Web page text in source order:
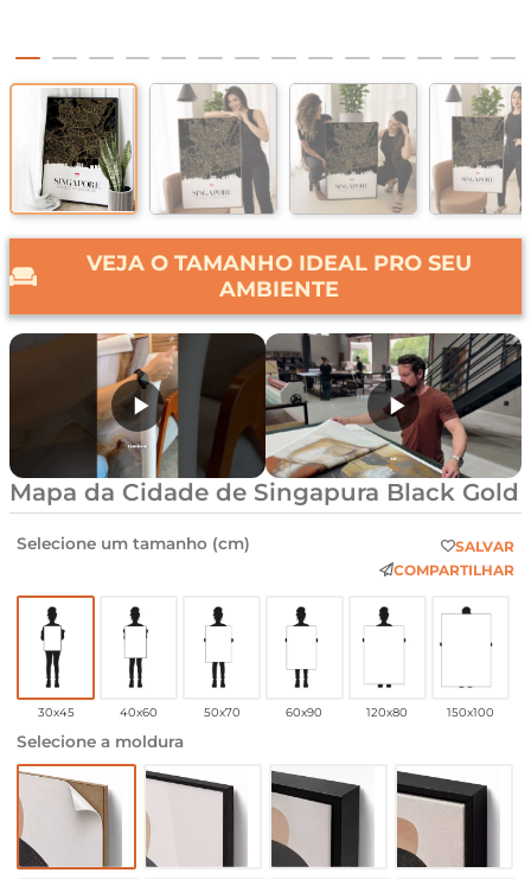
VEJA O TAMANHO IDEAL PRO SEU
AMBIENTE
Mapa da Cidade de Singapura Black Gold
Selecione um tamanho (cm)
SALVAR
COMPARTILHAR
30x45 40x60 50x70 60x90 120x80 150x100
Selecione a moldura